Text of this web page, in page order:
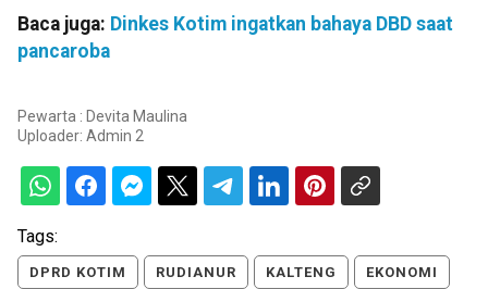
Baca juga: Dinkes Kotim ingatkan bahaya DBD saat
pancaroba
Pewarta : Devita Maulina
Uploader: Admin 2
Tags:
DPRD KOTIM RUDIANUR KALTENG EKONOMI